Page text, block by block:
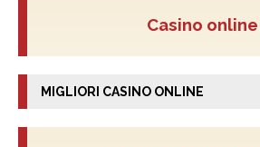
Casino online
MIGLIORI CASINO ONLINE